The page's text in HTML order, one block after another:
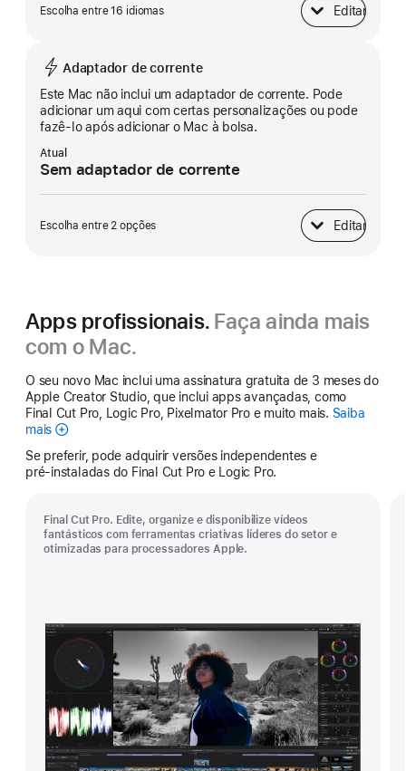
Escolha entre 16 idiomas Editar
Teclado
Adaptador de corrente
Este Mac não inclui um adaptador de corrente. Pode
adicionar um aqui com certas personalizações ou pode
fazê-lo após adicionar o Mac à bolsa.
Atual
Sem adaptador de corrente
Escolha entre 2 opções Editar
Adaptador de
Apps profissionais. Faça ainda mais
com o Mac.
O seu novo Mac inclui uma assinatura gratuita de 3 meses do
Apple Creator Studio, que inclui apps avançadas, como
Final Cut Pro, Logic Pro, Pixelmator Pro e muito mais. Saiba
mais Apple
Studio
Se preferir, pode adquirir versões independentes e
pré‑instaladas do Final Cut Pro e Logic Pro.
Final Cut Pro. Edite, organize e disponibilize vídeos
fantásticos com ferramentas criativas líderes do setor e
otimizadas para processadores Apple.